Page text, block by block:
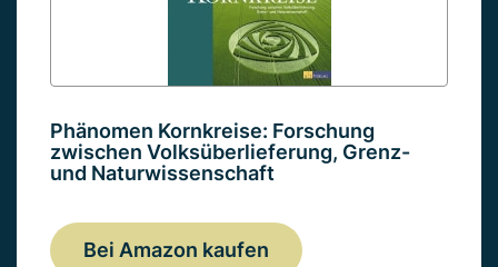
Phänomen Kornkreise: Forschung
zwischen Volksüberlieferung, Grenz-
und Naturwissenschaft
Bei Amazon kaufen